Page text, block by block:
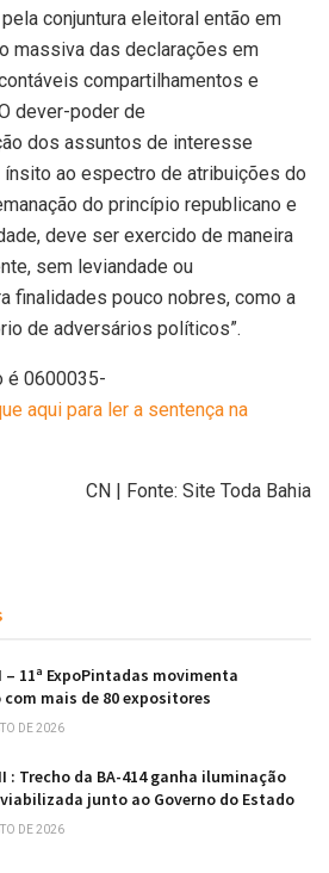
conjuntura eleitoral então em
massiva das declarações em
compartilhamentos e
dever-poder de
dos assuntos de interesse
ao espectro de atribuições do
do princípio republicano e
deve ser exercido de maneira
sem leviandade ou
finalidades pouco nobres, como a
de adversários políticos”.
é 0600035-
aqui para ler a sentença na
CN | Fonte: Site Toda Bahia
11ª ExpoPintadas movimenta
mais de 80 expositores
DE 2026
: Trecho da BA-414 ganha iluminação
junto ao Governo do Estado
DE 2026